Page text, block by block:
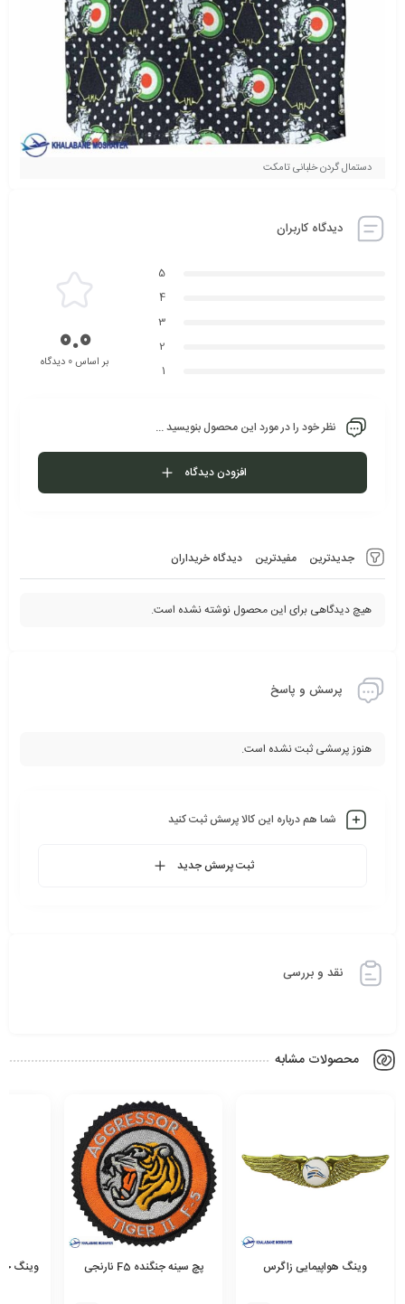
دستمال گردن خلبانی تامکت
دیدگاه کاربران
جدیدترین مفیدترین دیدگاه خریداران
هیچ دیدگاهی برای این محصول نوشته نشده است.
5
4
3
2
1
0.0بر اساس 0 دیدگاه
نظر خود را در مورد این محصول بنویسید ...
افزودن دیدگاه
پرسش و پاسخ
هنوز پرسشی ثبت نشده است.
شما هم درباره این کالا پرسش ثبت کنید
ثبت پرسش جدید
نقد و بررسی
محصولات مشابه
وینگ هواپیمایی زاگرس پچ سینه جنگنده F5 نارنجی وینگ